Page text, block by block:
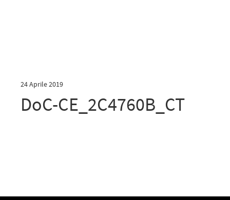
24 Aprile 2019
DoC-CE_2C4760B_CT